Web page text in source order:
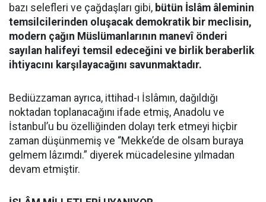
bazı selefleri ve çağdaşları gibi, bütün İslâm âleminin
temsilcilerinden oluşacak demokratik bir meclisin,
modern çağın Müslümanlarının manevî önderi
sayılan halifeyi temsil edeceğini ve birlik beraberlik
ihtiyacını karşılayacağını savunmaktadır.
Bediüzzaman ayrıca, ittihad-ı İslâmın, dağıldığı
noktadan toplanacağını ifade etmiş, Anadolu ve
İstanbul’u bu özelliğinden dolayı terk etmeyi hiçbir
zaman düşünmemiş ve “Mekke’de de olsam buraya
gelmem lâzımdı.” diyerek mücadelesine yılmadan
devam etmiştir.